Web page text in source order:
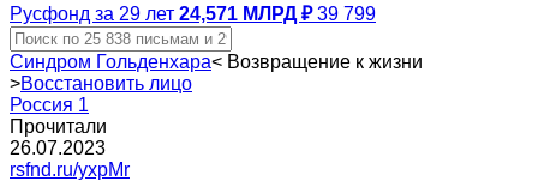
Русфонд за 29 лет 24,571 МЛРД ₽ 39 799
Синдром Гольденхара< Возвращение к жизни
>Восстановить лицо
Россия 1
Прочитали
26.07.2023
rsfnd.ru/yxpMr